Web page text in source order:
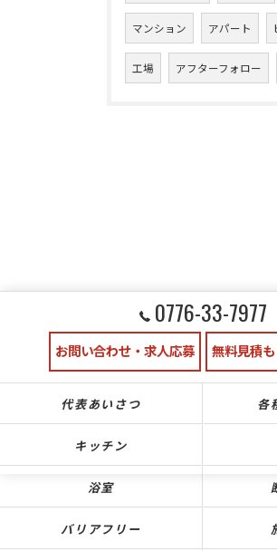
マンション アパート
工場 アフターフォロー
0776-33-7977
お問い合わせ・求人応募 無料見積
代表あいさつ 各
キッチン
浴室
バリアフリー